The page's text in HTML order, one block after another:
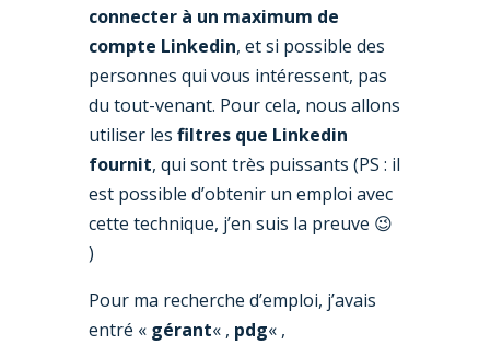
connecter à un maximum de
compte Linkedin, et si possible des
personnes qui vous intéressent, pas
du tout-venant. Pour cela, nous allons
utiliser les filtres que Linkedin
fournit, qui sont très puissants (PS : il
est possible d’obtenir un emploi avec
cette technique, j’en suis la preuve 😉
)
Pour ma recherche d’emploi, j’avais
entré « gérant« , pdg« ,